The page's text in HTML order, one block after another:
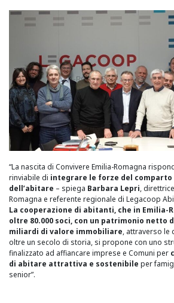
“La nascita di Convivere Emilia-Romagna
rinviabile di integrare le forze del
dell’abitare – spiega Barbara Lepri,
Romagna e referente regionale di Legacoop
La cooperazione di abitanti, che in Emilia-
oltre 80.000 soci, con un patrimonio netto
miliardi di valore immobiliare, attraverso le
oltre un secolo di storia, si propone con uno
finalizzato ad affiancare imprese e Comuni per
di abitare attrattiva e sostenibile per
senior”.